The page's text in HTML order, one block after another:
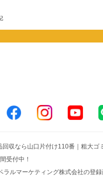
収なら山口片付け110番｜粗大ゴ
受付中！
ラルマーケティング株式会社の登